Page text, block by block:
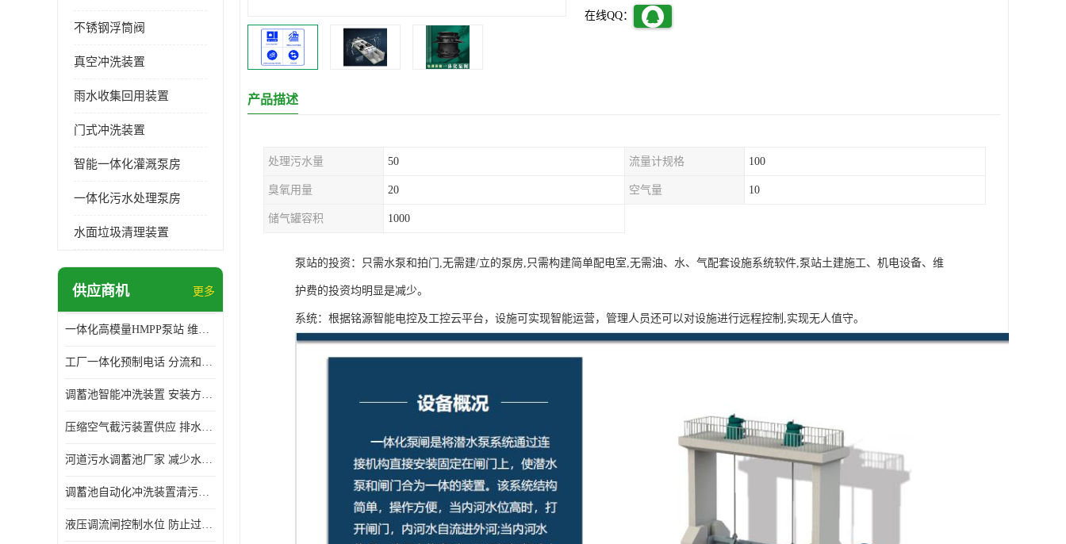
不锈钢浮筒阀
真空冲洗装置
雨水收集回用装置
门式冲洗装置
智能一体化灌溉泵房
一体化污水处理泵房
水面垃圾清理装置
供应商机 更多
一体化高模量HMPP泵站 维护方便 实现远距离输送
工厂一体化预制电话 分流和调节 可以截留固体废物
调蓄池智能冲洗装置 安装方便 多种喷洒模式
压缩空气截污装置供应 排水功能 控制地下水位的升降
河道污水调蓄池厂家 减少水污染 防止异味和污染
调蓄池自动化冲洗装置清污装置 维护方便 节约水资源
液压调流闸控制水位 防止过载 适应流量变化的要求
在线QQ：
产品描述
处理污水量 50 流量计规格 100
臭氧用量 20 空气量 10
储气罐容积 1000
泵站的投资：只需水泵和拍门,无需建/立的泵房,只需构建简单配电室,无需油、水、气配套设施系统软件,泵站土建施工、机电设备、维
护费的投资均明显是减少。
系统：根据铭源智能电控及工控云平台，设施可实现智能运营，管理人员还可以对设施进行远程控制,实现无人值守。